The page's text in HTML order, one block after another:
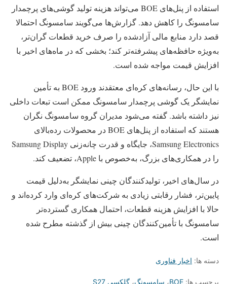
استفاده از پنل‌های BOE می‌تواند هزینه تولید گوشی‌های پرچمدار
سامسونگ را کاهش دهد. گزارش‌ها می‌گویند سامسونگ احتمالا
قصد دارد منابع مالی آزادشده را صرف خرید قطعات گران‌تر،
به‌ویژه حافظه‌های پیشرفته‌تر کند؛ بخشی که در ماه‌های اخیر با
افزایش قیمت مواجه شده است.
با این حال، رسانه‌های کره‌ای معتقدند ورود BOE به تأمین
نمایشگر یک گوشی پرچمدار سامسونگ ممکن است تبعات داخلی
نیز داشته باشد. گفته می‌شود مدیران گروه سامسونگ نگران
هستند که استفاده از پنل‌های BOE در محصولات رده‌بالای
Samsung Electronics، جایگاه و قدرت چانه‌زنی Samsung Display
را در همکاری‌های بزرگ، به‌خصوص با Apple، تضعیف کند.
در سال‌های اخیر، تولیدکنندگان چینی نمایشگر به‌دلیل قیمت
پایین‌تر، فشار رقابتی زیادی به شرکت‌های کره‌ای وارد کرده‌اند و
حالا با افزایش هزینه قطعات، احتمال همکاری گسترده‌تر
سامسونگ با تأمین‌کنندگان چینی بیش از گذشته مطرح شده
است.
دسته ها: اخبار فناوری
برچسب ها: BOE، سامسونگ، گلکسی S27